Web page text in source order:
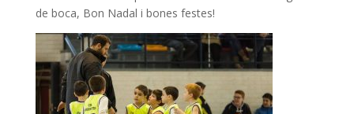
de boca, Bon Nadal i bones festes!